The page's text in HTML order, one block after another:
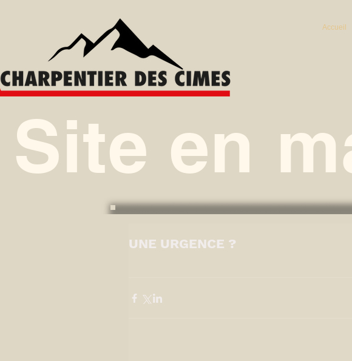
Accueil
Site en
UNE URGENCE ?